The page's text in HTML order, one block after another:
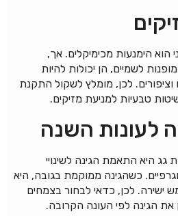
הוא הימנעות מכימיקלים. אך,
לשמיים, הן יכולות להיות
וציפורים. לכן, מומלץ לשקול התקנת
טבעיות למניעת מזיקים.
לעונות השנה
היא התאמת הגינה לשינויי
כשהגינה ממוקמת בגובה, היא
ישירה. לכן, כדאי לבחור בצמחים
את הגינה לפי העונה הקרובה.